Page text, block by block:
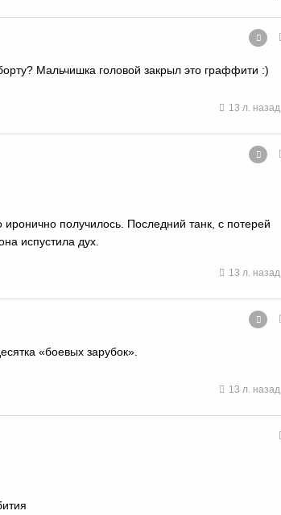
Мальчишка головой закрыл это граффити :)
13 л. назад
получилось. Последний танк, с потерей
испустила дух.
13 л. назад
«боевых зарубок».
13 л. назад